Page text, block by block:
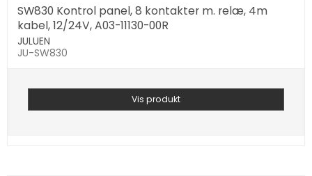
SW830 Kontrol panel, 8 kontakter m. relæ, 4m
kabel, 12/24V, A03-11130-00R
JULUEN
JU-SW830
Vis produkt